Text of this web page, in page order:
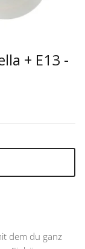
+ E13 -
dem du ganz